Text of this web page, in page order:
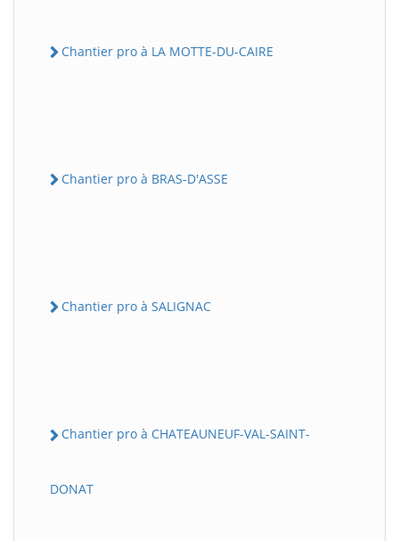
Chantier pro à LA MOTTE-DU-CAIRE
Chantier pro à BRAS-D'ASSE
Chantier pro à SALIGNAC
Chantier pro à CHATEAUNEUF-VAL-SAINT-
DONAT